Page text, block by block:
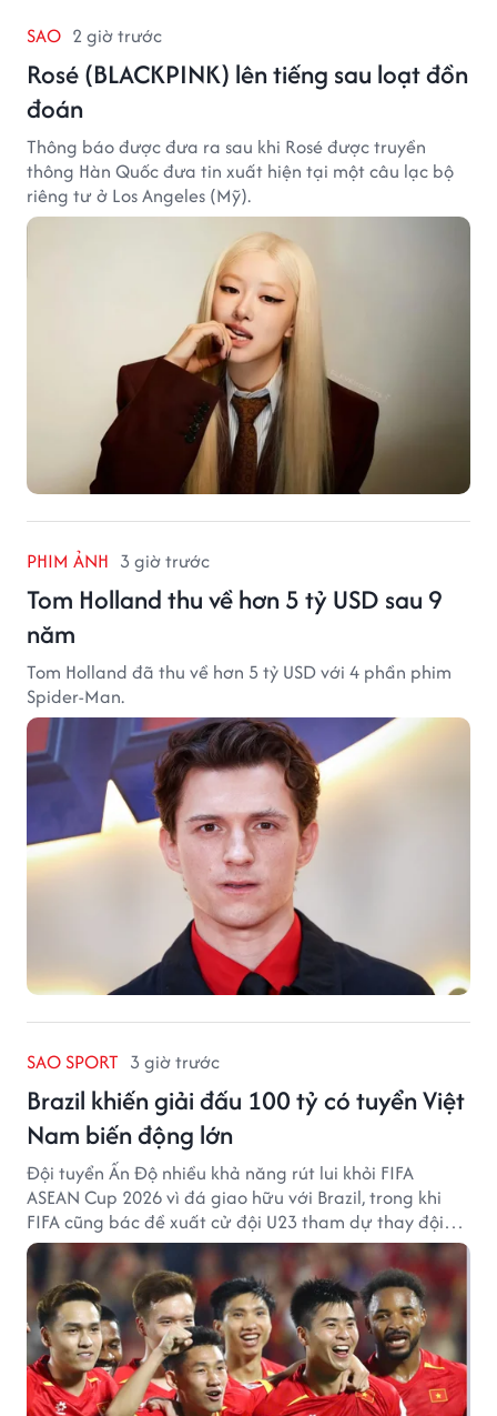
SAO 2 giờ trước
Rosé (BLACKPINK) lên tiếng sau loạt đồn
đoán
Thông báo được đưa ra sau khi Rosé được truyền
thông Hàn Quốc đưa tin xuất hiện tại một câu lạc bộ
riêng tư ở Los Angeles (Mỹ).
PHIM ẢNH 3 giờ trước
Tom Holland thu về hơn 5 tỷ USD sau 9
năm
Tom Holland đã thu về hơn 5 tỷ USD với 4 phần phim
Spider-Man.
SAO SPORT 3 giờ trước
Brazil khiến giải đấu 100 tỷ có tuyển Việt
Nam biến động lớn
Đội tuyển Ấn Độ nhiều khả năng rút lui khỏi FIFA
ASEAN Cup 2026 vì đá giao hữu với Brazil, trong khi
FIFA cũng bác đề xuất cử đội U23 tham dự thay đội
tuyển quốc gia.